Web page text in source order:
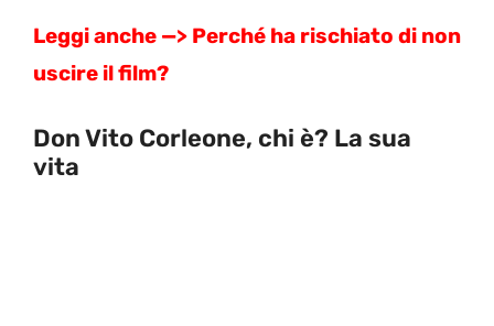
Leggi anche —> Perché ha rischiato di non
uscire il film?
Don Vito Corleone, chi è? La sua
vita